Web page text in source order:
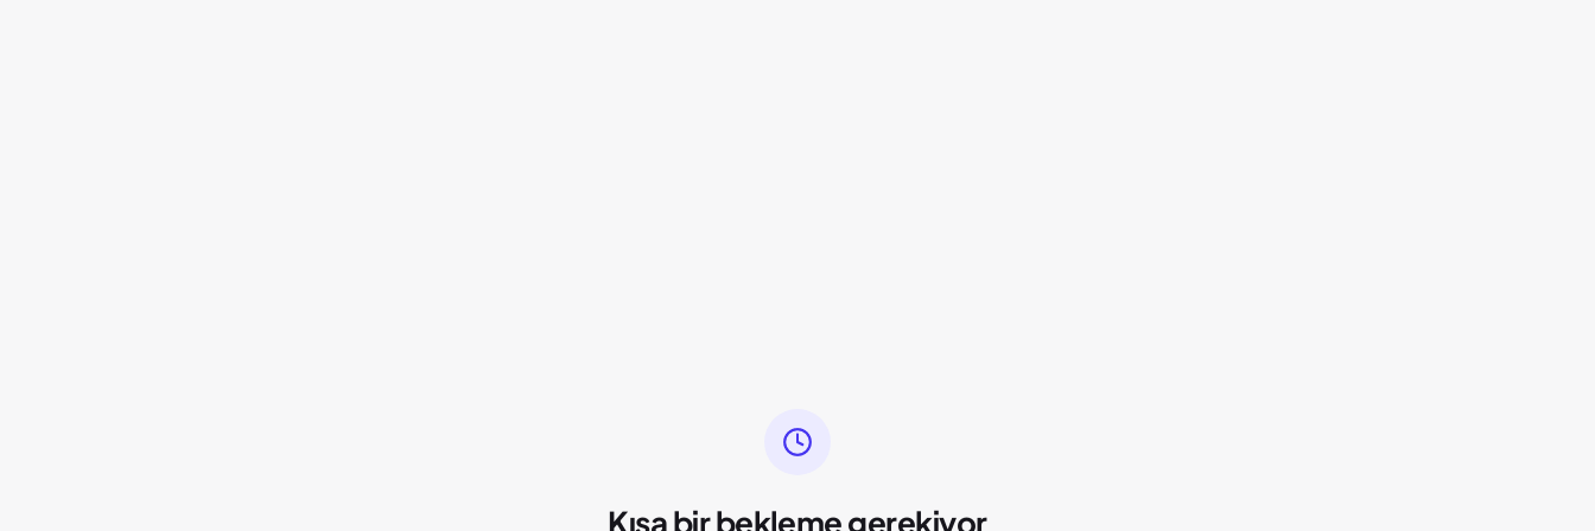
Kısa bir bekleme gerekiyor